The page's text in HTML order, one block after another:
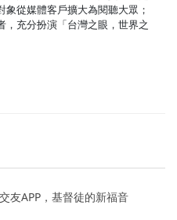
從媒體客戶擴大為閱聽大眾；
充分扮演「台灣之眼，世界之
友APP，基督徒的新福音